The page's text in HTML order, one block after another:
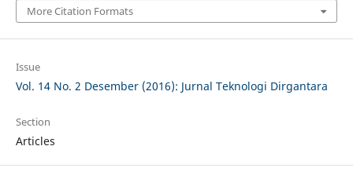
More Citation Formats
Issue
Vol. 14 No. 2 Desember (2016): Jurnal Teknologi Dirgantara
Section
Articles